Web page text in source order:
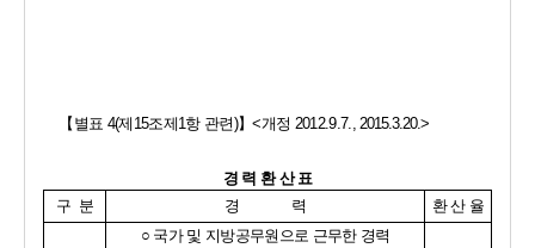
【 별표 4(제 15조제1항 관련)】<개정 2012.9.7., 2015.3.20.>
경 력 환 산 표
구  분
경             력
환 산 율
○ 국가 및 지방공무원으로 근무한 경력